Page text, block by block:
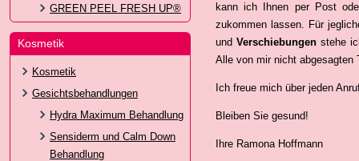
GREEN PEEL FRESH UP®
Kosmetik
Kosmetik
Gesichtsbehandlungen
Hydra Maximum Behandlung
Sensiderm und Calm Down
Behandlung
kann ich Ihnen per Post
zukommen lassen. Für
und Verschiebungen stehe
Alle von mir nicht abgesagten
Ich freue mich über jeden
Bleiben Sie gesund!
Ihre Ramona Hoffmann